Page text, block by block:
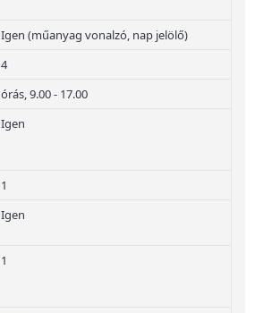
Igen (műanyag vonalzó, nap jelölő)
4
órás, 9.00 - 17.00
Igen
1
Igen
1